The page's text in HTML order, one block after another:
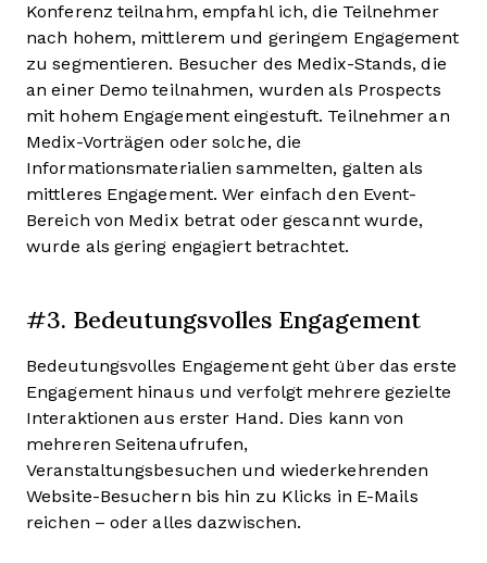
Konferenz teilnahm, empfahl ich, die Teilnehmer
nach hohem, mittlerem und geringem Engagement
zu segmentieren. Besucher des Medix-Stands, die
an einer Demo teilnahmen, wurden als Prospects
mit hohem Engagement eingestuft. Teilnehmer an
Medix-Vorträgen oder solche, die
Informationsmaterialien sammelten, galten als
mittleres Engagement. Wer einfach den Event-
Bereich von Medix betrat oder gescannt wurde,
wurde als gering engagiert betrachtet.
#3. Bedeutungsvolles Engagement
Bedeutungsvolles Engagement geht über das erste
Engagement hinaus und verfolgt mehrere gezielte
Interaktionen aus erster Hand. Dies kann von
mehreren Seitenaufrufen,
Veranstaltungsbesuchen und wiederkehrenden
Website-Besuchern bis hin zu Klicks in E-Mails
reichen – oder alles dazwischen.